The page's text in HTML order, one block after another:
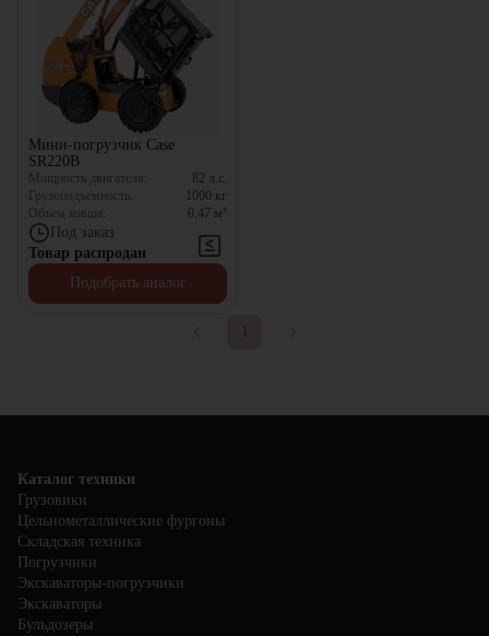
Мини-погрузчик Case
SR220B
Мощность двигателя: 82 л.с.
Грузоподъемность:
1000 кг
Объем ковша:
0.47 м³
Под заказ
Товар распродан
Подобрать аналог
Каталог техники
Грузовики
Цельнометаллические фургоны
Складская техника
Погрузчики
Экскаваторы-погрузчики
Экскаваторы
Бульдозеры